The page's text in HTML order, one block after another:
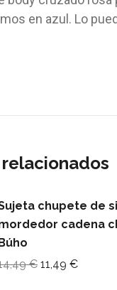
en azul. Lo
chupete de
cadena
€ El
11,49 €El